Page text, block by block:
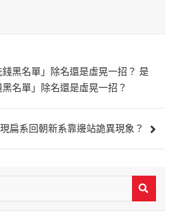
黑名單」除名還是虛晃一招？ 是
名單」除名還是虛晃一招？
扁系回朝新系靠邊站詭異現象？